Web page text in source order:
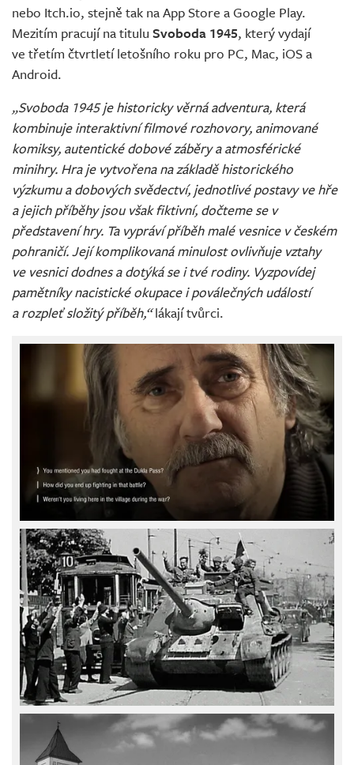
nebo Itch.io, stejně tak na App Store a Google Play.
Mezitím pracují na titulu Svoboda 1945, který vydají
ve třetím čtvrtletí letošního roku pro PC, Mac, iOS a
Android.
„Svoboda 1945 je historicky věrná adventura, která
kombinuje interaktivní filmové rozhovory, animované
komiksy, autentické dobové záběry a atmosférické
minihry. Hra je vytvořena na základě historického
výzkumu a dobových svědectví, jednotlivé postavy ve hře
a jejich příběhy jsou však fiktivní, dočteme se v
představení hry. Ta vypráví příběh malé vesnice v českém
pohraničí. Její komplikovaná minulost ovlivňuje vztahy
ve vesnici dodnes a dotýká se i tvé rodiny. Vyzpovídej
pamětníky nacistické okupace i poválečných událostí
a rozpleť složitý příběh,“lákají tvůrci.